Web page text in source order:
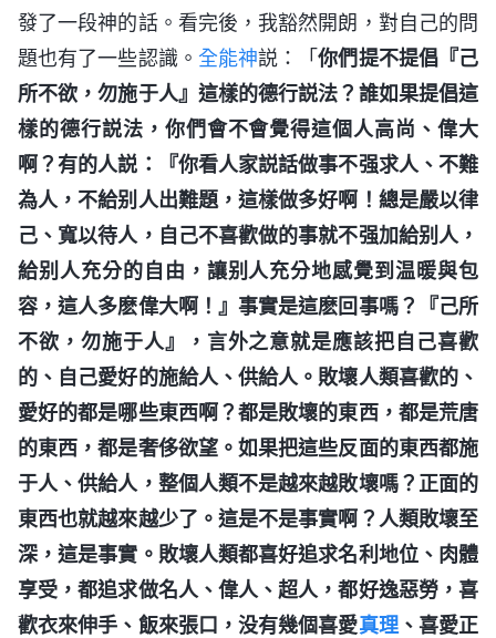
發了一段神的話。看完後，我豁然開朗，對自己的問
題也有了一些認識。 全能神説：「你們提不提倡『己
所不欲，勿施于人』這樣的德行説法？誰如果提倡這
樣的德行説法，你們會不會覺得這個人高尚、偉大
啊？有的人説：『你看人家説話做事不强求人、不難
為人，不給别人出難題，這樣做多好啊！總是嚴以律
己、寬以待人，自己不喜歡做的事就不强加給别人，
給别人充分的自由，讓别人充分地感覺到温暖與包
容，這人多麽偉大啊！』事實是這麽回事嗎？『己所
不欲，勿施于人』，言外之意就是應該把自己喜歡
的、自己愛好的施給人、供給人。敗壞人類喜歡的、
愛好的都是哪些東西啊？都是敗壞的東西，都是荒唐
的東西，都是奢侈欲望。如果把這些反面的東西都施
于人、供給人，整個人類不是越來越敗壞嗎？正面的
東西也就越來越少了。這是不是事實啊？人類敗壞至
深，這是事實。敗壞人類都喜好追求名利地位、肉體
享受，都追求做名人、偉人、超人，都好逸惡勞，喜
歡衣來伸手、飯來張口，没有幾個喜愛真理、喜愛正